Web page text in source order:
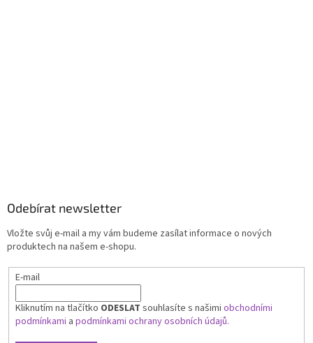
Odebírat newsletter
Vložte svůj e-mail a my vám budeme zasílat informace o nových
produktech na našem e-shopu.
E-mail
Kliknutím na tlačítko ODESLAT souhlasíte s našimi obchodními
podmínkami a podmínkami ochrany osobních údajů.